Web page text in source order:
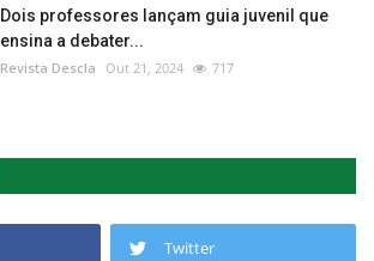
Dois professores lançam guia juvenil que
ensina a debater...
Revista Descla Out 21, 2024 717
Twitter